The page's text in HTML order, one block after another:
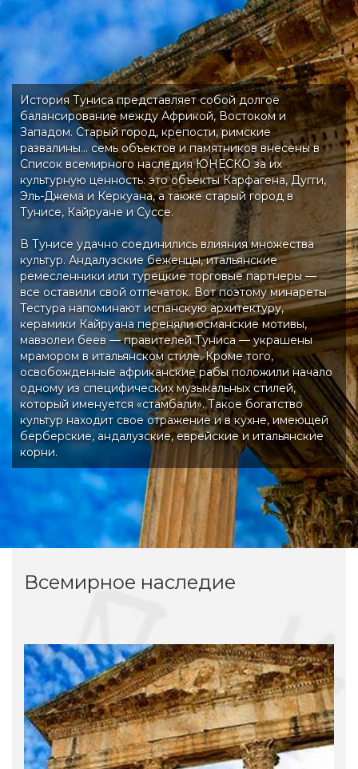
История Туниса представляет собой долгое
балансирование между Африкой, Востоком и
Западом. Старый город, крепости, римские
развалины… семь объектов и памятников внесены в
Список всемирного наследия ЮНЕСКО за их
культурную ценность: это объекты Карфагена, Дугги,
Эль-Джема и Керкуана, а также старый город в
Тунисе, Кайруане и Суссе.
В Тунисе удачно соединились влияния множества
культур. Андалузские беженцы, итальянские
ремесленники или турецкие торговые партнеры —
все оставили свой отпечаток. Вот поэтому минареты
Тестура напоминают испанскую архитектуру,
керамики Кайруана переняли османские мотивы,
мавзолеи беев — правителей Туниса — украшены
мрамором в итальянском стиле. Кроме того,
освобожденные африканские рабы положили начало
одному из специфических музыкальных стилей,
который именуется «стамбали». Такое богатство
культур находит свое отражение и в кухне, имеющей
берберские, андалузские, еврейские и итальянские
корни.
Всемирное наследие